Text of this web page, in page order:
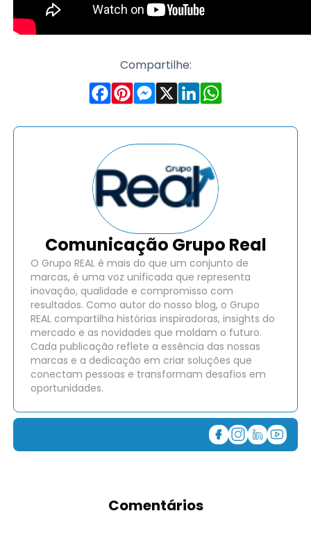
Compartilhe:
Comunicação Grupo Real
O Grupo REAL é mais do que um conjunto de
marcas, é uma voz unificada que representa
inovação, qualidade e compromisso com
resultados. Como autor do nosso blog, o Grupo
REAL compartilha histórias inspiradoras, insights do
mercado e as novidades que moldam o futuro.
Cada publicação reflete a essência das nossas
marcas e a dedicação em criar soluções que
conectam pessoas e transformam desafios em
oportunidades.
Comentários